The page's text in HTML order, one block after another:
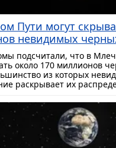
Пути могут
невидимых
подсчитали, что в
около 170 миллионов
из которых
раскрывает их